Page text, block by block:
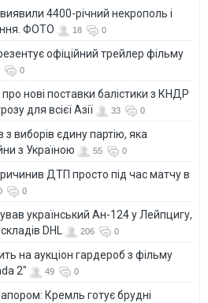
4400-річний некрополь і
ФОТО
18 0
офіційний трейлер фільму
0
нові поставки балістики з КНДР
для всієї Азії
33 0
з виборів єдину партію, яка
з Україною
55 0
ДТП просто під час матчу в
0
український Ан-124 у Лейпцигу,
DHL
206 0
на аукціон гардероб з фільму
2"
49 0
Кремль готує брудні